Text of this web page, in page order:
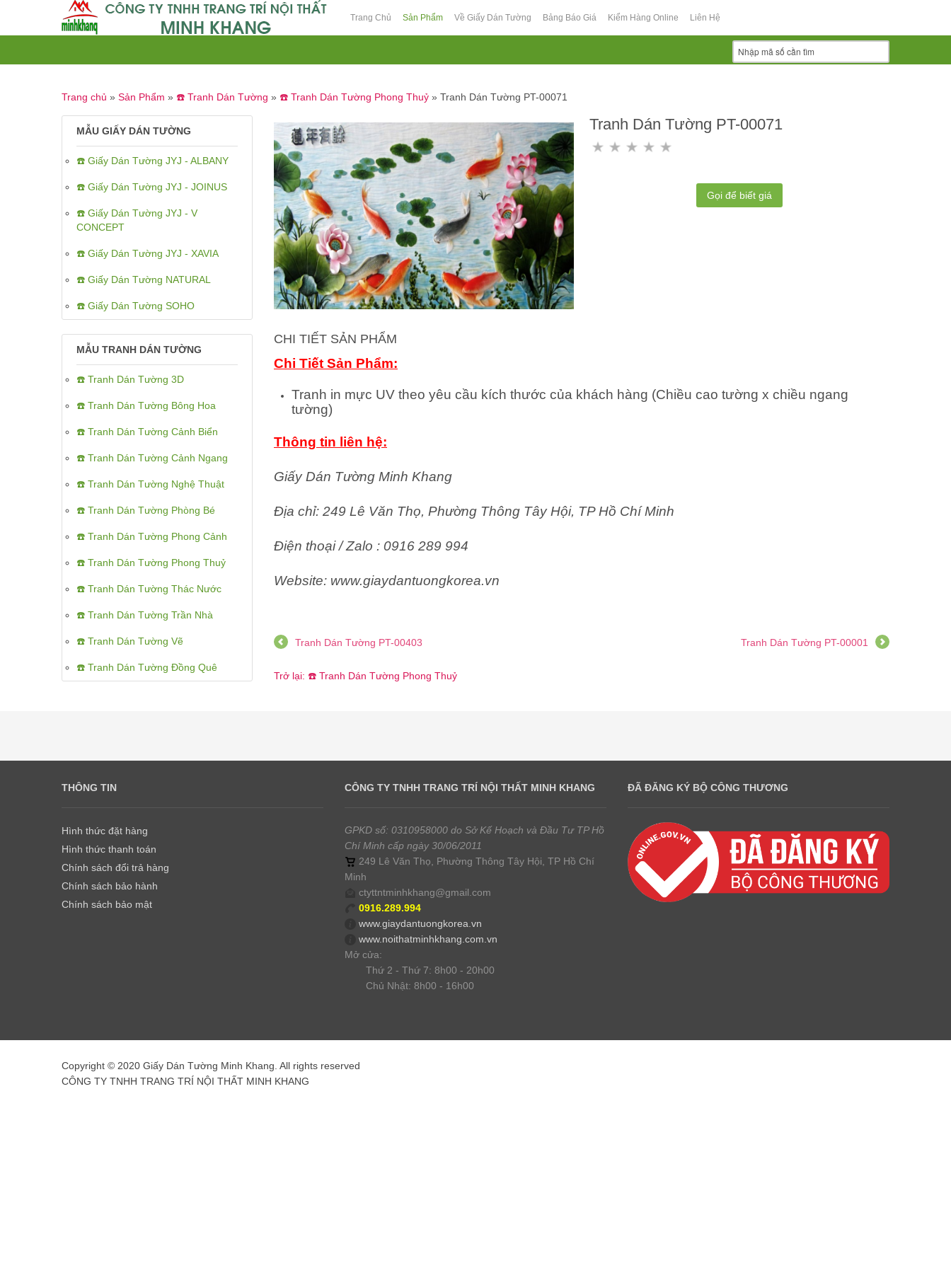
Trang Chủ Sản Phẩm Về Giấy Dán Tường Bảng Báo Giá Kiểm Hàng Online Liên Hệ
Trang chủ » Sản Phẩm » ☎️ Tranh Dán Tường » ☎️ Tranh Dán Tường Phong Thuỷ » Tranh Dán Tường PT-00071
MẪU GIẤY DÁN TƯỜNG
☎️ Giấy Dán Tường JYJ - ALBANY
☎️ Giấy Dán Tường JYJ - JOINUS
☎️ Giấy Dán Tường JYJ - V
CONCEPT
☎️ Giấy Dán Tường JYJ - XAVIA
☎️ Giấy Dán Tường NATURAL
☎️ Giấy Dán Tường SOHO
MẪU TRANH DÁN TƯỜNG
☎️ Tranh Dán Tường 3D
☎️ Tranh Dán Tường Bông Hoa
☎️ Tranh Dán Tường Cảnh Biển
☎️ Tranh Dán Tường Cảnh Ngang
☎️ Tranh Dán Tường Nghệ Thuật
☎️ Tranh Dán Tường Phòng Bé
☎️ Tranh Dán Tường Phong Cảnh
☎️ Tranh Dán Tường Phong Thuỷ
☎️ Tranh Dán Tường Thác Nước
☎️ Tranh Dán Tường Trần Nhà
☎️ Tranh Dán Tường Vẽ
☎️ Tranh Dán Tường Đồng Quê
Tranh Dán Tường PT-00071
Gọi để biết giá
CHI TIẾT SẢN PHẨM
Chi Tiết Sản Phẩm:
Tranh in mực UV theo yêu cầu kích thước của khách hàng (Chiều cao tường x chiều ngang
tường)
Thông tin liên hệ:
Giấy Dán Tường Minh Khang
Địa chỉ: 249 Lê Văn Thọ, Phường Thông Tây Hội, TP Hồ Chí Minh
Điện thoại / Zalo : 0916 289 994
Website: www.giaydantuongkorea.vn
Tranh Dán Tường PT-00001
Tranh Dán Tường PT-00403
Trở lại: ☎️ Tranh Dán Tường Phong Thuỷ
THÔNG TIN
Hình thức đặt hàng
Hình thức thanh toán
Chính sách đổi trả hàng
Chính sách bảo hành
Chính sách bảo mật
CÔNG TY TNHH TRANG TRÍ NỘI THẤT MINH KHANG
GPKD số: 0310958000 do Sở Kế Hoạch và Đầu Tư TP Hồ
Chí Minh cấp ngày 30/06/2011
249 Lê Văn Thọ, Phường Thông Tây Hội, TP Hồ Chí
Minh
ctyttntminhkhang@gmail.com
0916.289.994
www.giaydantuongkorea.vn
www.noithatminhkhang.com.vn
Mở cửa:
Thứ 2 - Thứ 7: 8h00 - 20h00
Chủ Nhật: 8h00 - 16h00
ĐÃ ĐĂNG KÝ BỘ CÔNG THƯƠNG
Copyright © 2020 Giấy Dán Tường Minh Khang. All rights reserved
CÔNG TY TNHH TRANG TRÍ NỘI THẤT MINH KHANG